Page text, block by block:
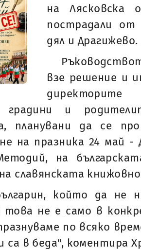
на Лясковска
пострадали от
дял и Драгижево.
взе решение и
градини и
планувани да се
на празника 24 май
на
славянската
който да не
това не е само в
по всяко
са в беда", коментира